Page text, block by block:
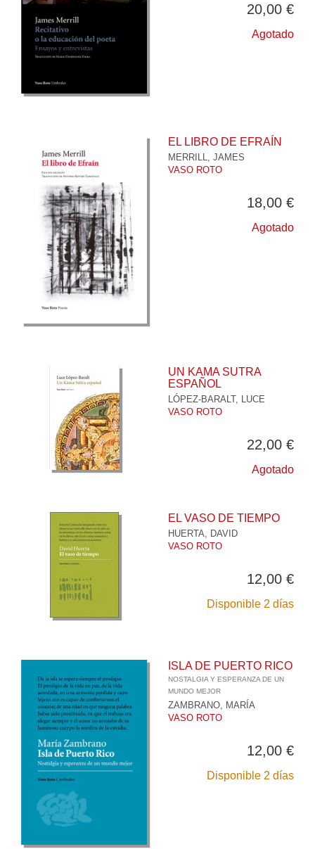
20,00 €
Agotado
EL LIBRO DE EFRAÍN
MERRILL, JAMES
VASO ROTO
18,00 €
Agotado
UN KAMA SUTRA
ESPAÑOL
LÓPEZ-BARALT, LUCE
VASO ROTO
22,00 €
Agotado
EL VASO DE TIEMPO
HUERTA, DAVID
VASO ROTO
12,00 €
Disponible 2 días
ISLA DE PUERTO RICO
NOSTALGIA Y ESPERANZA DE UN
MUNDO MEJOR
ZAMBRANO, MARÍA
VASO ROTO
12,00 €
Disponible 2 días